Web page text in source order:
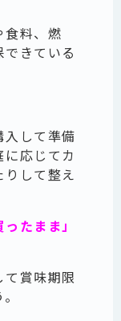
食料、燃
きている
入して準備
応じてカ
して整え
たまま」
賞味期限